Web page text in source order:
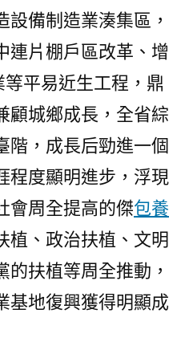
備制造業湊集區，
連片棚戶區改革、增
等平易近生工程，鼎
顧城鄉成長，全省綜
階，成長后勁進一個
程度顯明進步，浮現
會周全提高的傑包養
植、政治扶植、文明
扶植等周全推動，
基地復興獲得明顯成